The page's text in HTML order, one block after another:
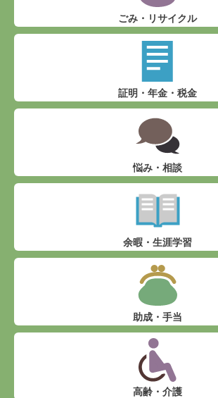
ごみ・リサイクル
証明・年金・税金
悩み・相談
余暇・生涯学習
助成・手当
高齢・介護